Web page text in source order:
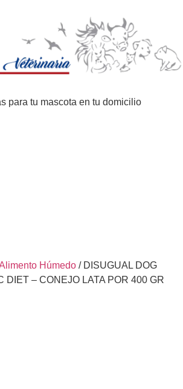
para tu mascota en tu domicilio
Húmedo / DISUGUAL DOG
DIET – CONEJO LATA POR 400 GR